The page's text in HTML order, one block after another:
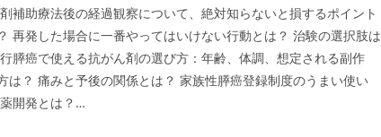
助療法後の経過観察について、絶対知らないと損するポイント
発した場合に一番やってはいけない行動とは？ 治験の選択肢は
膵癌で使える抗がん剤の選び方：年齢、体調、想定される副作
？ 痛みと予後の関係とは？ 家族性膵癌登録制度のうまい使い
開発とは？…